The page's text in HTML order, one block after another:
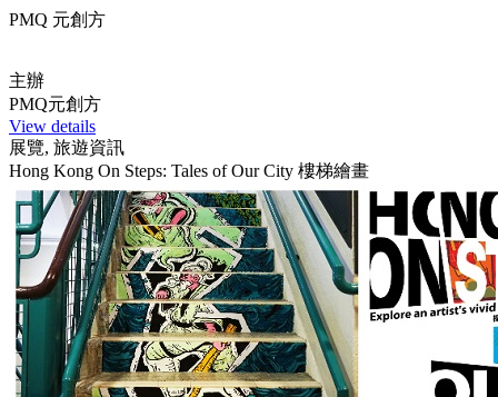
PMQ 元創方
主辦
PMQ元創方
View details
展覽, 旅遊資訊
Hong Kong On Steps: Tales of Our City 樓梯繪畫